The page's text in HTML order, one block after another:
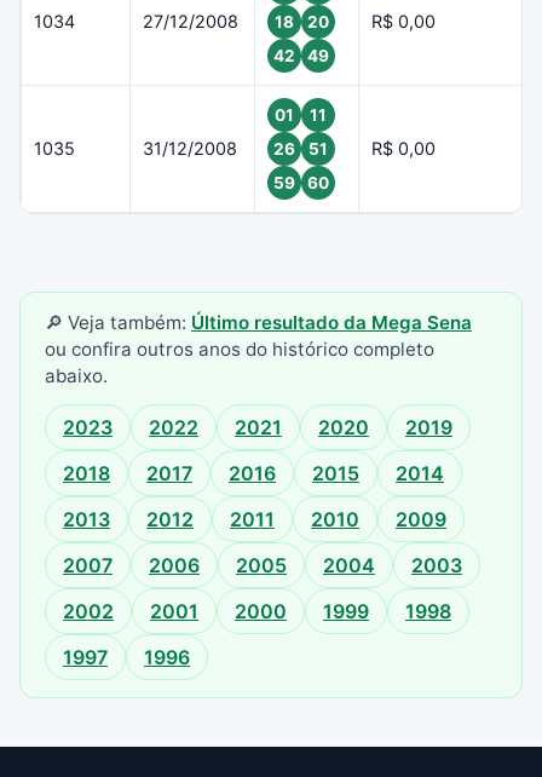
1034 27/12/2008
18
20
42
49
R$ 0,00
1035 31/12/2008
01
11
26
51
59
60
R$ 0,00
🔎 Veja também: Último resultado da Mega Sena
ou confira outros anos do histórico completo
abaixo.
2023 2022 2021 2020
2019
2018
2017 2016 2015
2014
2013
2012 2011 2010
2009
2007
2006 2005 2004
2003
2002
2001 2000 1999
1998
1997
1996